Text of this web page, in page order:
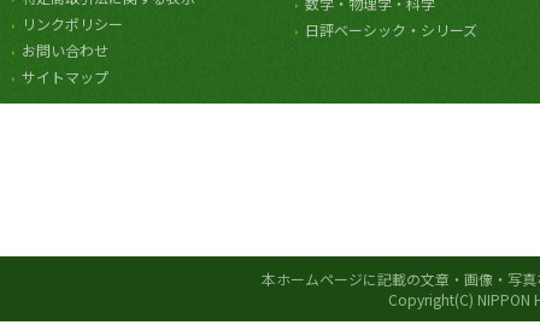
リンクポリシー
お問い合わせ
サイトマップ
日評ベーシック・シリーズ
本ホームページに記載の文章・画像・写
Copyright(C) NIPPON